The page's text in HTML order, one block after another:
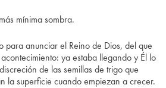
mínima sombra.
para anunciar el Reino de Dios, del que
ya estaba llegando y Él lo
de las semillas de trigo que
la superficie cuando empiezan a crecer.